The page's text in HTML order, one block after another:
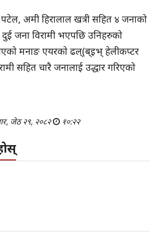
अमी हिरालाल खत्री सहित ४ जनाको
जना विरामी भएपछि उनिहरुको
मनाङ एयरको ढल्(ब्इभ् हेलीकप्टर
सहित चारै जनालाई उद्धार गरिएको
जेठ २९, २०८२ १०:२२